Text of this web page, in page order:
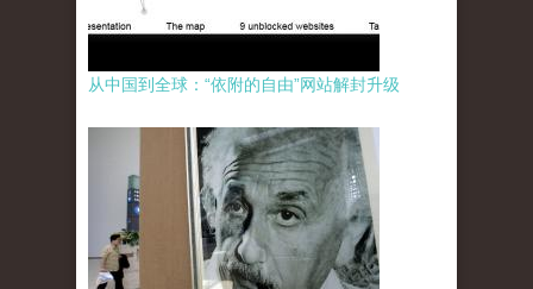
从中国到全球：“依附的自由”网站解封升级